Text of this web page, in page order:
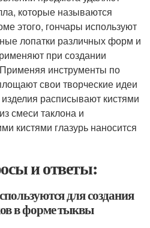
которые называются
этого, гончары используют
лопатки различных форм и
при создании
инструменты по
свои творческие идеи
расписывают кистями
смеси таклона и
кистями глазурь наносится
и ответы:
для создания
в форме тыквы